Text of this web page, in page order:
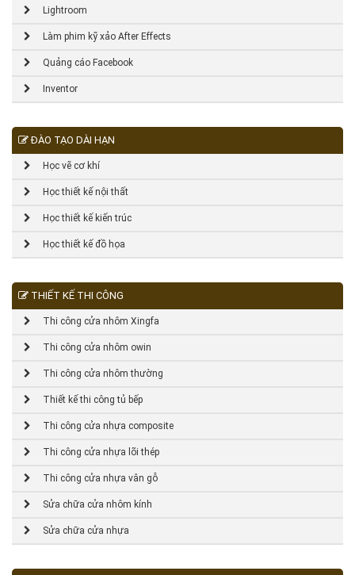
Lightroom
Làm phim kỹ xảo After Effects
Quảng cáo Facebook
Inventor
ĐÀO TẠO DÀI HẠN
Học vẽ cơ khí
Học thiết kế nội thất
Học thiết kế kiến trúc
Học thiết kế đồ họa
THIẾT KẾ THI CÔNG
Thi công cửa nhôm Xingfa
Thi công cửa nhôm owin
Thi công cửa nhôm thường
Thiết kế thi công tủ bếp
Thi công cửa nhựa composite
Thi công cửa nhựa lõi thép
Thi công cửa nhựa vân gỗ
Sửa chữa cửa nhôm kính
Sửa chữa cửa nhựa